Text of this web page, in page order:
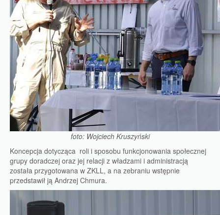
foto: Wojciech Kruszyński
Koncepcja dotycząca roli i sposobu funkcjonowania społecznej
grupy doradczej oraz jej relacji z władzami i administracją
została przygotowana w ZKLL, a na zebraniu wstępnie
przedstawił ją Andrzej Chmura.